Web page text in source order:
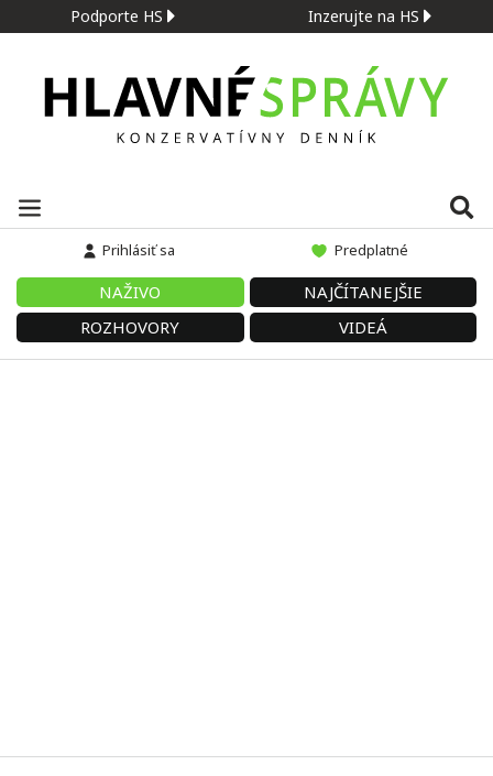
Podporte HS Inzerujte na HS
Prihlásiť sa Predplatné
NAŽIVO
NAJČÍTANEJŠIE
ROZHOVORY
VIDEÁ